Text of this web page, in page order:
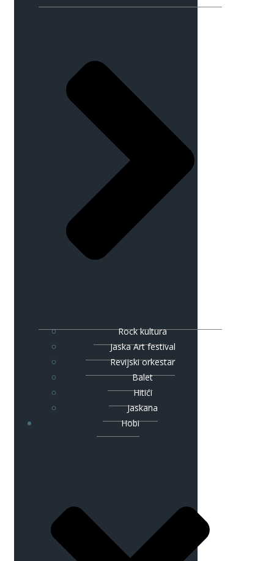
Rock kultura
Jaska Art festival
Revijski orkestar
Balet
Hitići
Jaskana
Hobi